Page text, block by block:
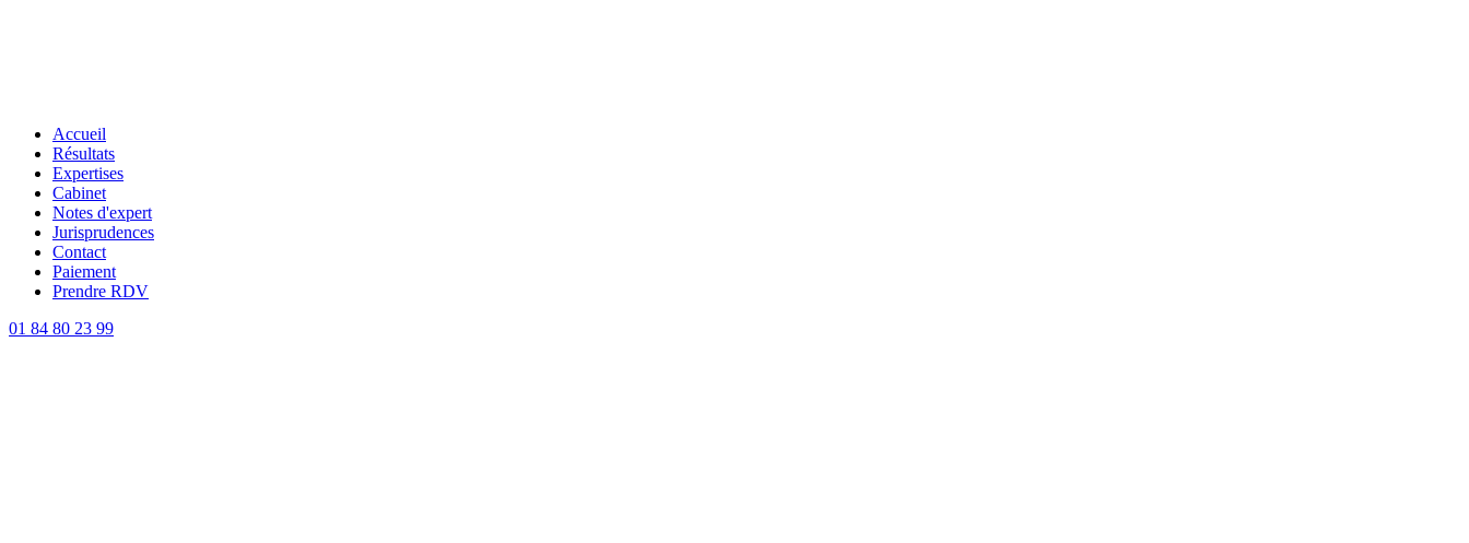
Accueil
Résultats
Expertises
Cabinet
Notes d'expert
Jurisprudences
Contact
Paiement
Prendre RDV
01 84 80 23 99